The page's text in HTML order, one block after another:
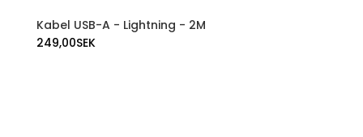
Kabel USB-A - Lightning - 2M
249,00SEK